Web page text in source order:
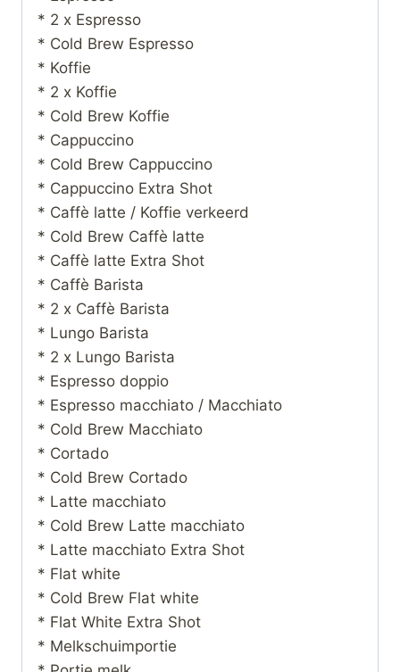
* 2 x Espresso
* Cold Brew Espresso
* Koffie
* 2 x Koffie
* Cold Brew Koffie
* Cappuccino
* Cold Brew Cappuccino
* Cappuccino Extra Shot
* Caffè latte / Koffie verkeerd
* Cold Brew Caffè latte
* Caffè latte Extra Shot
* Caffè Barista
* 2 x Caffè Barista
* Lungo Barista
* 2 x Lungo Barista
* Espresso doppio
* Espresso macchiato / Macchiato
* Cold Brew Macchiato
* Cortado
* Cold Brew Cortado
* Latte macchiato
* Cold Brew Latte macchiato
* Latte macchiato Extra Shot
* Flat white
* Cold Brew Flat white
* Flat White Extra Shot
* Melkschuimportie